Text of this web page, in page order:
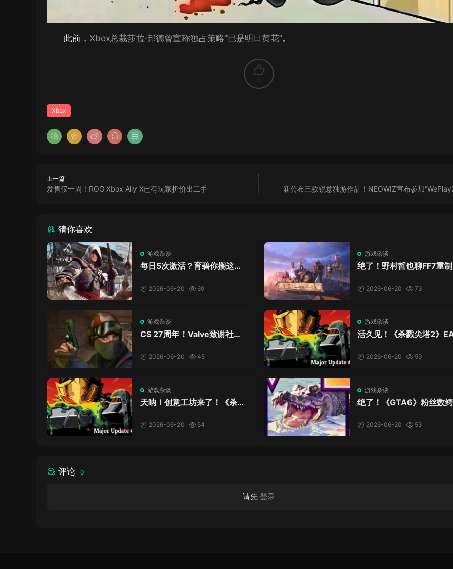
此前， Xbox总裁莎拉·邦德曾宣称独占策略”已是明日黄花”。
0
Xbox
上一篇
发售仅一周！ROG Xbox Ally X已有玩家折价出二手 新公布三款锐意独游作品！NEOWIZ宣布参加
猜你喜欢
游戏杂谈
每日5次激活？育碧你搁这儿
这加密把人整麻了
2026-06-20 69
游戏杂谈
绝了！野村哲也聊FF7重
十年的高潮！
2026-06-20 73
游戏杂谈
CS 27周年！Valve致谢社
2026-06-20 45
游戏杂谈
活久见！《杀戮尖塔2》
上线！
2026-06-20 59
游戏杂谈
天呐！创意工坊来了！《杀戮
2026-06-20 54
游戏杂谈
绝了！《GTA6》粉丝数
这波操作我服！
2026-06-20 53
评论 0
请先 登录